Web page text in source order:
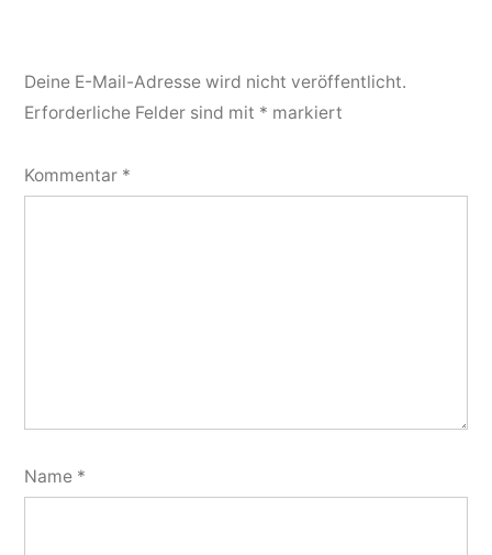
Deine E-Mail-Adresse wird nicht veröffentlicht.
Erforderliche Felder sind mit * markiert
Kommentar *
Name *